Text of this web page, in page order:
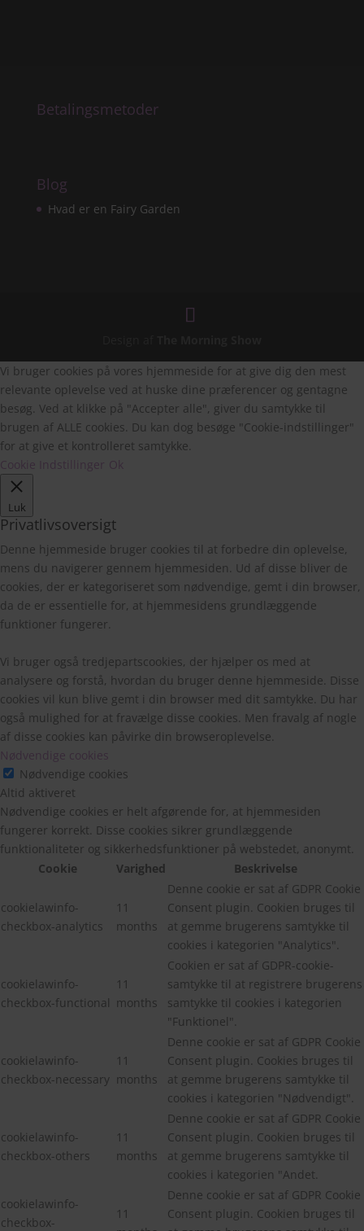
Betalingsmetoder
Blog
Hvad er en Fairy Garden
Vi bruger cookies på vores hjemmeside for at give dig den mest
relevante oplevelse ved at huske dine præferencer og gentagne
besøg. Ved at klikke på "Accepter alle", giver du samtykke til
brugen af ALLE cookies. Du kan dog besøge "Cookie-indstillinger"
for at give et kontrolleret samtykke.
Cookie Indstillinger Ok
Luk
Privatlivsoversigt
Denne hjemmeside bruger cookies til at forbedre din oplevelse,
mens du navigerer gennem hjemmesiden. Ud af disse bliver de
cookies, der er kategoriseret som nødvendige, gemt i din browser,
da de er essentielle for, at hjemmesidens grundlæggende
funktioner fungerer.
Vi bruger også tredjepartscookies, der hjælper os med at
analysere og forstå, hvordan du bruger denne hjemmeside. Disse
cookies vil kun blive gemt i din browser med dit samtykke. Du har
også mulighed for at fravælge disse cookies. Men fravalg af nogle
af disse cookies kan påvirke din browseroplevelse.
Nødvendige cookies
Nødvendige cookies
Altid aktiveret
Nødvendige cookies er helt afgørende for, at hjemmesiden
fungerer korrekt. Disse cookies sikrer grundlæggende
funktionaliteter og sikkerhedsfunktioner på webstedet, anonymt.
Cookie
Varighed Beskrivelse
cookielawinfo-
checkbox-analytics
11
months
Denne cookie er sat af GDPR Cookie
Consent plugin. Cookien bruges til
at gemme brugerens samtykke til
cookies i kategorien "Analytics".
cookielawinfo-
checkbox-functional
11
months
Cookien er sat af GDPR-cookie-
samtykke til at registrere brugerens
samtykke til cookies i kategorien
"Funktionel".
cookielawinfo-
checkbox-necessary
11
months
Denne cookie er sat af GDPR Cookie
Consent plugin. Cookies bruges til
at gemme brugerens samtykke til
cookies i kategorien "Nødvendigt".
cookielawinfo-
checkbox-others
11
months
Denne cookie er sat af GDPR Cookie
Consent plugin. Cookien bruges til
at gemme brugerens samtykke til
cookies i kategorien "Andet.
cookielawinfo-
checkbox-
11
Denne cookie er sat af GDPR Cookie
Consent plugin. Cookien bruges til